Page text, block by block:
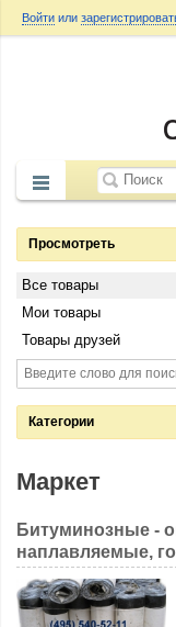
Войти или
Просмотреть
Все товары
Мои товары
Товары друзей
Категории
Маркет
Битуминозные -
наплавляемые,